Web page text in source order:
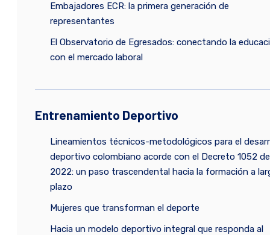
Embajadores ECR: la primera generación de
representantes
El Observatorio de Egresados: conectando la
con el mercado laboral
Entrenamiento Deportivo
Lineamientos técnicos-metodológicos para el
deportivo colombiano acorde con el Decreto 1052 de
2022: un paso trascendental hacia la formación a
plazo
Mujeres que transforman el deporte
Hacia un modelo deportivo integral que responda al